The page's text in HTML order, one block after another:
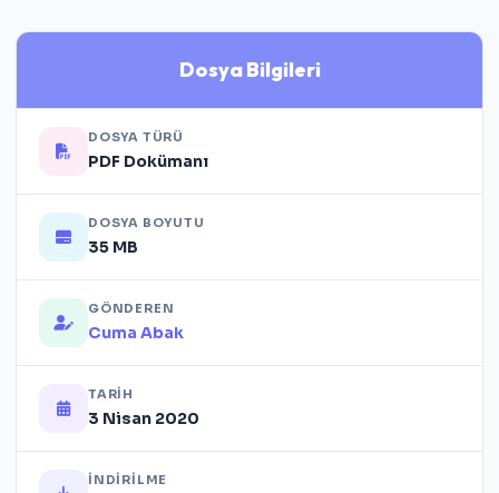
Dosya Bilgileri
DOSYA TÜRÜ
PDF Dokümanı
DOSYA BOYUTU
35 MB
GÖNDEREN
Cuma Abak
TARIH
3 Nisan 2020
İNDIRILME